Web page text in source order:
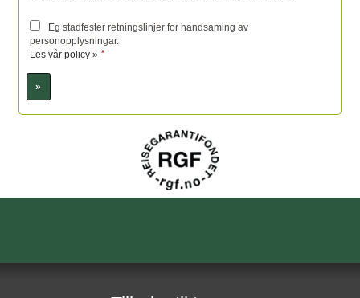
Eg stadfester retningslinjer for handsaming av
personopplysningar.
Les vår policy » *
Sosiale medier